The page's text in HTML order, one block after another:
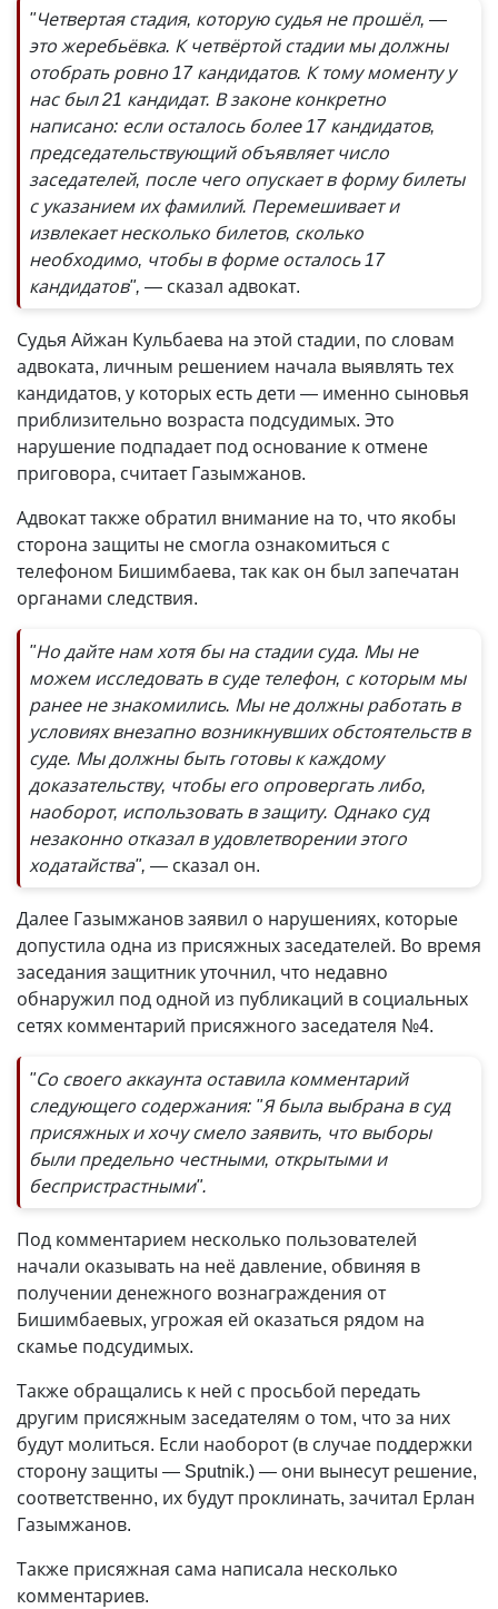
"Четвертая стадия, которую судья не прошёл, —
это жеребьёвка. К четвёртой стадии мы должны
отобрать ровно 17 кандидатов. К тому моменту у
нас был 21 кандидат. В законе конкретно
написано: если осталось более 17 кандидатов,
председательствующий объявляет число
заседателей, после чего опускает в форму билеты
с указанием их фамилий. Перемешивает и
извлекает несколько билетов, сколько
необходимо, чтобы в форме осталось 17
кандидатов", — сказал адвокат.
Судья Айжан Кульбаева на этой стадии, по словам
адвоката, личным решением начала выявлять тех
кандидатов, у которых есть дети — именно сыновья
приблизительно возраста подсудимых. Это
нарушение подпадает под основание к отмене
приговора, считает Газымжанов.
Адвокат также обратил внимание на то, что якобы
сторона защиты не смогла ознакомиться с
телефоном Бишимбаева, так как он был запечатан
органами следствия.
"Но дайте нам хотя бы на стадии суда. Мы не
можем исследовать в суде телефон, с которым мы
ранее не знакомились. Мы не должны работать в
условиях внезапно возникнувших обстоятельств в
суде. Мы должны быть готовы к каждому
доказательству, чтобы его опровергать либо,
наоборот, использовать в защиту. Однако суд
незаконно отказал в удовлетворении этого
ходатайства", — сказал он.
Далее Газымжанов заявил о нарушениях, которые
допустила одна из присяжных заседателей. Во время
заседания защитник уточнил, что недавно
обнаружил под одной из публикаций в социальных
сетях комментарий присяжного заседателя №4.
"Со своего аккаунта оставила комментарий
следующего содержания: "Я была выбрана в суд
присяжных и хочу смело заявить, что выборы
были предельно честными, открытыми и
беспристрастными".
Под комментарием несколько пользователей
начали оказывать на неё давление, обвиняя в
получении денежного вознаграждения от
Бишимбаевых, угрожая ей оказаться рядом на
скамье подсудимых.
Также обращались к ней с просьбой передать
другим присяжным заседателям о том, что за них
будут молиться. Если наоборот (в случае поддержки
сторону защиты — Sputnik.) — они вынесут решение,
соответственно, их будут проклинать, зачитал Ерлан
Газымжанов.
Также присяжная сама написала несколько
комментариев.